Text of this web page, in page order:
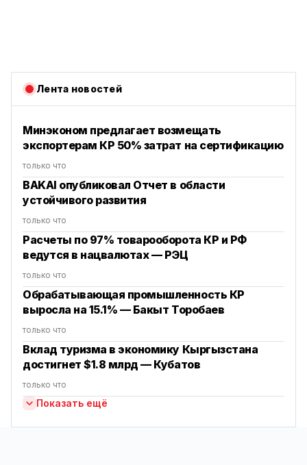
Лента новостей
Минэконом предлагает возмещать
экспортерам КР 50% затрат на сертификацию
только что
BAKAI опубликовал Отчет в области
устойчивого развития
только что
Расчеты по 97% товарооборота КР и РФ
ведутся в нацвалютах — РЭЦ
только что
‎Обрабатывающая промышленность КР
выросла на 15.1% — Бакыт Торобаев
только что
Вклад туризма в экономику Кыргызстана
достигнет $1.8 млрд — Кубатов
только что
Показать ещё